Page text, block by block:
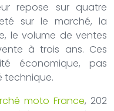
repose sur quatre
sur le marché, la
le volume de ventes
à trois ans. Ces
économique, pas
technique.
moto France, 202